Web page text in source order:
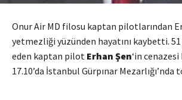
Onur Air MD filosu kaptan pilotlarından
yetmezliği yüzünden hayatını kaybetti. 51
eden kaptan pilot Erhan Şen‘in cenazesi
17.10’da İstanbul Gürpınar